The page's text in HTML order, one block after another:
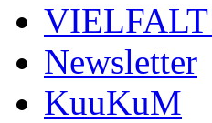
Newsletter
KuuKuM